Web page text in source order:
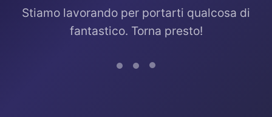
Stiamo lavorando per portarti qualcosa di
fantastico. Torna presto!